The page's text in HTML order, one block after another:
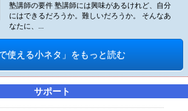
塾講師の要件 塾講師には興味があるけれど、自分
にはできるだろうか。難しいだろうか。 そんなあ
なたに、...
で使える小ネタ」をもっと読む
サポート